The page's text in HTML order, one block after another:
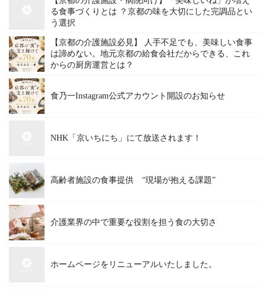
る食事づくりとは ？京都の味を大切にした完調品とい
う選択
【京都の介護施設必見】 人手不足でも、美味しい食事
は諦めない。地元京都の給食会社だからできる、これ
からの厨房運営とは？
食乃一Instagram公式アカウント開設のお知らせ
NHK「京いちにち」にて放送されます！
高齢者施設の食事提供 “現場が抱える課題”
介護業界の中で重要な役割を担う食の大切さ
ホームページをリニューアルいたしました。